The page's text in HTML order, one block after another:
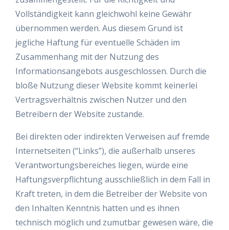
Vollständigkeit kann gleichwohl keine Gewähr
übernommen werden. Aus diesem Grund ist
jegliche Haftung für eventuelle Schäden im
Zusammenhang mit der Nutzung des
Informationsangebots ausgeschlossen. Durch die
bloße Nutzung dieser Website kommt keinerlei
Vertragsverhältnis zwischen Nutzer und den
Betreibern der Website zustande.
Bei direkten oder indirekten Verweisen auf fremde
Internetseiten (“Links”), die außerhalb unseres
Verantwortungsbereiches liegen, würde eine
Haftungsverpflichtung ausschließlich in dem Fall in
Kraft treten, in dem die Betreiber der Website von
den Inhalten Kenntnis hatten und es ihnen
technisch möglich und zumutbar gewesen wäre, die